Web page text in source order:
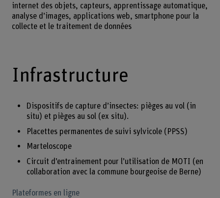
internet des objets, capteurs, apprentissage automatique,
analyse d’images, applications web, smartphone pour la
collecte et le traitement de données
Infrastructure
Dispositifs de capture d’insectes: pièges au vol (in
situ) et pièges au sol (ex situ).
Placettes permanentes de suivi sylvicole (PPSS)
Marteloscope
Circuit d’entrainement pour l’utilisation de MOTI (en
collaboration avec la commune bourgeoise de Berne)
Plateformes en ligne